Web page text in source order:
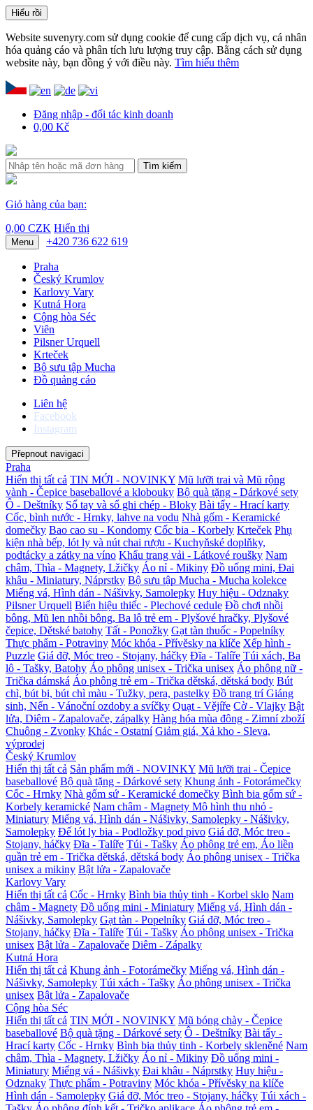
Hiểu rồi
Website suvenyry.com sử dụng cookie để cung cấp dịch vụ, cá nhân
hóa quảng cáo và phân tích lưu lượng truy cập. Bằng cách sử dụng
website này, bạn đồng ý với điều này. Tìm hiểu thêm
Đăng nhập - đối tác kinh doanh
0,00 Kč
Tìm kiếm
Giỏ hàng của bạn:
0,00 CZK Hiển thị
Menu +420 736 622 619
Praha
Český Krumlov
Karlovy Vary
Kutná Hora
Cộng hòa Séc
Viên
Pilsner Urquell
Krteček
Bộ sưu tập Mucha
Đồ quảng cáo
Liên hệ
Facebook
Instagram
Přepnout navigaci
Praha
Hiển thị tất cả TIN MỚI - NOVINKY Mũ lưỡi trai và Mũ rộng
vành - Čepice baseballové a klobouky Bộ quà tặng - Dárkové sety
Ô - Deštníky Sổ tay và sổ ghi chép - Bloky Bài tẩy - Hrací karty
Cốc, bình nước - Hrnky, lahve na vodu Nhà gốm - Keramické
domečky Bao cao su - Kondomy Cốc bia - Korbely Krteček Phụ
kiện nhà bếp, lót ly và nút chai rượu - Kuchyňské doplňky,
podtácky a zátky na víno Khẩu trang vải - Látkové roušky Nam
châm, Thìa - Magnety, Lžičky Áo nỉ - Mikiny Đồ uống mini, Đai
khâu - Miniatury, Náprstky Bộ sưu tập Mucha - Mucha kolekce
Miếng vá, Hình dán - Nášivky, Samolepky Huy hiệu - Odznaky
Pilsner Urquell Biển hiệu thiếc - Plechové cedule Đồ chơi nhồi
bông, Mũ len nhồi bông, Ba lô trẻ em - Plyšové hračky, Plyšové
čepice, Dětské batohy Tất - Ponožky Gạt tàn thuốc - Popelníky
Thực phẩm - Potraviny Móc khóa - Přívěsky na klíče Xếp hình -
Puzzle Giá đỡ, Móc treo - Stojany, háčky Đĩa - Talíře Túi xách, Ba
lô - Tašky, Batohy Áo phông unisex - Trička unisex Áo phông nữ -
Trička dámská Áo phông trẻ em - Trička dětská, dětská body Bút
chì, bút bi, bút chì màu - Tužky, pera, pastelky Đồ trang trí Giáng
sinh, Nến - Vánoční ozdoby a svíčky Quạt - Vějíře Cờ - Vlajky Bật
lửa, Diêm - Zapalovače, zápalky Hàng hóa mùa đông - Zimní zboží
Chuông - Zvonky Khác - Ostatní Giảm giá, Xả kho - Sleva,
výprodej
Český Krumlov
Hiển thị tất cả Sản phẩm mới - NOVINKY Mũ lưỡi trai - Čepice
baseballové Bộ quà tặng - Dárkové sety Khung ảnh - Fotorámečky
Cốc - Hrnky Nhà gốm sứ - Keramické domečky Bình bia gốm sứ -
Korbely keramické Nam châm - Magnety Mô hình thu nhỏ -
Miniatury Miếng vá, Hình dán - Nášivky, Samolepky - Nášivky,
Samolepky Đế lót ly bia - Podložky pod pivo Giá đỡ, Móc treo -
Stojany, háčky Đĩa - Talíře Túi - Tašky Áo phông trẻ em, Áo liền
quần trẻ em - Trička dětská, dětská body Áo phông unisex - Trička
unisex a mikiny Bật lửa - Zapalovače
Karlovy Vary
Hiển thị tất cả Cốc - Hrnky Bình bia thủy tinh - Korbel sklo Nam
châm - Magnety Đồ uống mini - Miniatury Miếng vá, Hình dán -
Nášivky, Samolepky Gạt tàn - Popelníky Giá đỡ, Móc treo -
Stojany, háčky Đĩa - Talíře Túi - Tašky Áo phông unisex - Trička
unisex Bật lửa - Zapalovače Diêm - Zápalky
Kutná Hora
Hiển thị tất cả Khung ảnh - Fotorámečky Miếng vá, Hình dán -
Nášivky, Samolepky Túi xách - Tašky Áo phông unisex - Trička
unisex Bật lửa - Zapalovače
Cộng hòa Séc
Hiển thị tất cả TIN MỚI - NOVINKY Mũ bóng chày - Čepice
baseballové Bộ quà tặng - Dárkové sety Ô - Deštníky Bài tẩy -
Hrací karty Cốc - Hrnky Bình bia thủy tinh - Korbely skleněné Nam
châm, Thìa - Magnety, Lžičky Áo nỉ - Mikiny Đồ uống mini -
Miniatury Miếng vá - Nášivky Đai khâu - Náprstky Huy hiệu -
Odznaky Thực phẩm - Potraviny Móc khóa - Přívěsky na klíče
Hình dán - Samolepky Giá đỡ, Móc treo - Stojany, háčky Túi xách -